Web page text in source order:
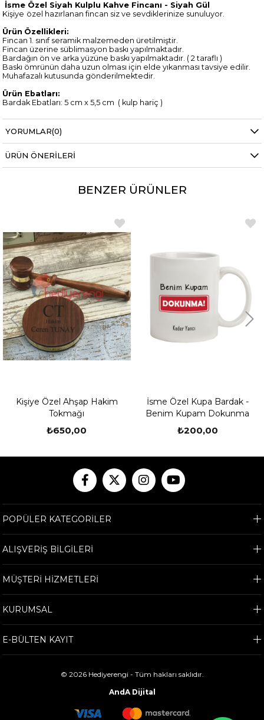
İsme Özel Siyah Kulplu Kahve Fincanı - Siyah Gül
Kişiye özel hazırlanan fincan siz ve sevdiklerinize sunuluyor.
Ürün Özellikleri:
Fincan 1. sınıf seramik malzemeden üretilmiştir.
Fincan üzerine süblimasyon baskı yapılmaktadır.
Bardağın ön ve arka yüzüne baskı yapılmaktadır. ( 2 taraflı )
Baskı ömrünün daha uzun olması için elde yıkanması tavsiye edilir.
Muhafazalı kutusunda gönderilmektedir.
Ürün Ebatları:
Bardak Ebatları: 5 cm x 5,5 cm ( kulp hariç )
Paket İçeriği:
1 adet isme özel kahve fincanı
1 adet fincan altlığı
YORUMLAR(0)
ÜRÜN ÖNERILERI
BENZER ÜRÜNLER
Kişiye Özel Ahşap Hakim
Tokmağı
₺650,00
İsme Özel Kupa Bardak -
Benim Kupam Dokunma
₺200,00
POPÜLER KATEGORİLER
ALIŞVERİŞ BİLGİLERİ
MÜŞTERİ HİZMETLERİ
KURUMSAL
E-BÜLTEN KAYIT
© 2026 Hediyerengi - Tüm hakları saklıdır.
AndA Dijital